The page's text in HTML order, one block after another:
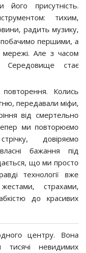
присутність.
тихим,
радить музику,
першими, а
Але з часом
Середовище стає
Колись
передавали міфи,
від смертельно
ми повторюємо
довіряємо
бажання під
що ми просто
технології вже
страхами,
до красивих
центру. Вона
невидимих